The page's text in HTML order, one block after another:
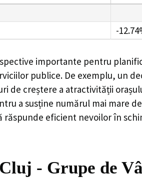
-
importante pentru
publice. De exemplu, un
creștere a atractivității
a susține numărul mai mare
eficient nevoilor în
- Grupe de